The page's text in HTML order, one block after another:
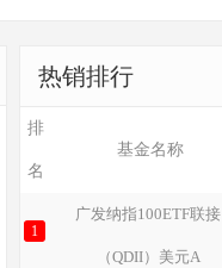
热销排行
排
名
基金名称
1
广发纳指100ETF联接
（QDII）美元A